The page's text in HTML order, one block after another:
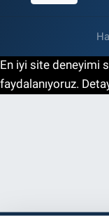
En iyi site deneyimi
faydalanıyoruz.